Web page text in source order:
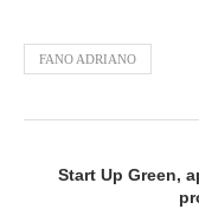
FANO ADRIANO
Start Up Green,